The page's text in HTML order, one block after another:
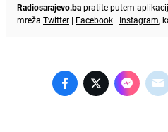
Radiosarajevo.bapratite putem
mreža Twitter | Facebook | Instagram,